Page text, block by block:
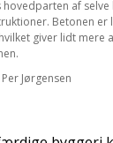
hovedparten af
Betonen
hvilket giver lidt
Jørgensen